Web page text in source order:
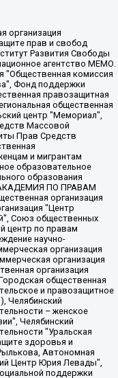
Константинова Алла Михайловна, Малкова Ирина Владимировна, Мурадов Мурад Абдулгалимович, Осетинская Елизавета Николаевна, Понасенков Евгений Николаевич, Ганапольский Матвей Юрьевич, Киселев Евгений Алексеевич, Борухович Ирина Григорьевна, Дремин Иван Тимофеевич, Дубровский Дмитрий Викторович, Красноярская региональная общественная организация поддержки и развития альтернативных образовательных технологий и межкультурных коммуникаций "ИНТЕРРА", Маяковская Екатерина Алексеевна, Фейгин Марк Захарович, Филимонов Андрей Викторович, Дзугкоева Регина Николаевна, Доброхотов Роман Александрович, Дудь Юрий Александрович, Елкин Сергей Владимирович, Кругликов Кирилл Игоревич, Сабунаева Мария Леонидовна, Семенов Алексей Владимирович, Шаинян Карен Багратович, Шульман Екатерина Михайловна, Асафьев Артур Валерьевич, Вахштайн Виктор Семенович, Венедиктов Алексей Алексеевич, Лушникова Екатерина Евгеньевна, Волков Леонид Михайлович, Невзоров Александр Глебович, Пархоменко Сергей Борисович, Сироткин Ярослав Николаевич, Кара-Мурза Владимир Владимирович, Баранова Наталья Владимировна, Гозман Леонид Яковлевич, Кагарлицкий Борис Юльевич, Климарев Михаил Валерьевич, Милов Владимир Станиславович, Автономная некоммерческая организация Краснодарский центр современного искусства "Типография", Моргенштерн Алишер Тагирович, Соболь Любовь Эдуардовна, Общество с ограниченной ответственностью "ЛИЗА НОРМ", Каспаров Гарри Кимович, Ходорковский Михаил Борисович, Общество с ограниченной ответственностью "Апрельские тезисы", Данилович Ирина Брониславовна, Кашин Олег Владимирович, Петров Николай Владимирович, Пивоваров Алексей Владимирович, Соколов Михаил Владимирович, Цветкова Юлия Владимировна, Чичваркин Евгений Александрович, Комитет против пыток/Команда против пыток, Общество с ограниченной ответственностью "Первый научный", Общество с ограниченной ответственностью "Вертолет и ко", Белоцерковская Вероника Борисовна, Кац Максим Евгеньевич, Лазарева Татьяна Юрьевна, Шаведдинов Руслан Табризович, Яшин Илья Валерьевич, Общество с ограниченной ответственностью "Иноагент ААВ", Алешковский Дмитрий Петрович, Альбац Евгения Марковна, Быков Дмитрий Львович, Галямина Юлия Евгеньевна, Лойко Сергей Леонидович, Мартынов Кирилл Константинович, Медведев Сергей Александрович, Крашенинников Федор Геннадиевич, Гордеева Катерина Вл